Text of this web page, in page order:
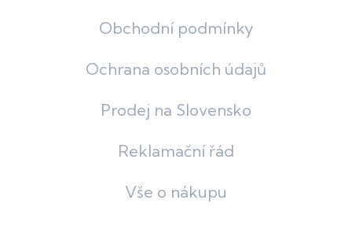
Obchodní podmínky
Ochrana osobních údajů
Prodej na Slovensko
Reklamační řád
Vše o nákupu